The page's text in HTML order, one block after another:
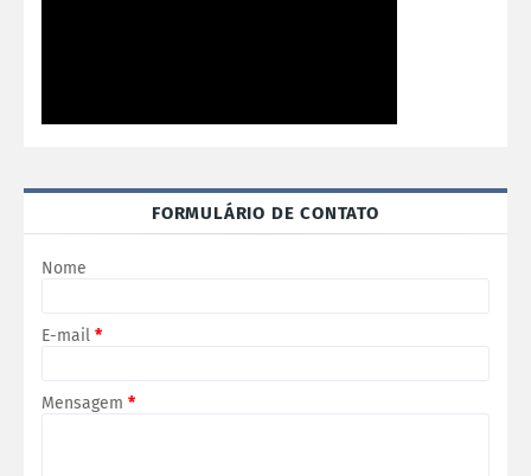
FORMULÁRIO DE CONTATO
Nome
E-mail *
Mensagem *